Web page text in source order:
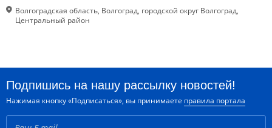
Волгоградская область, Волгоград, городской округ Волгоград,
Центральный район
Подпишись на нашу рассылку новостей!
Нажимая кнопку «Подписаться», вы принимаете правила портала